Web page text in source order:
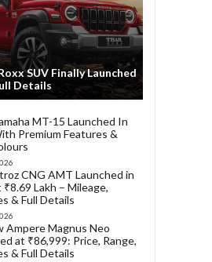
SUV Finally Launched
Details
MT-15 Launched In
Premium Features &
CNG AMT Launched in
₹8.69 Lakh – Mileage,
& Full Details
Ampere Magnus Neo
at ₹86,999: Price, Range,
& Full Details